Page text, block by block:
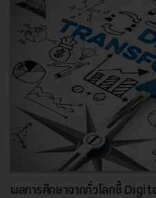
ผลการศึกษาจากทั่วโลกชี้